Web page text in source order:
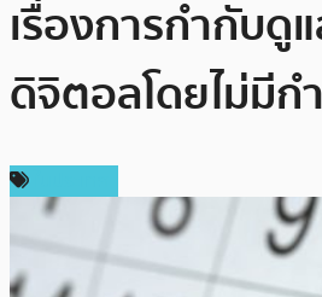
เรื่องการกำกับ
ดิจิตอลโดยไม่มีก